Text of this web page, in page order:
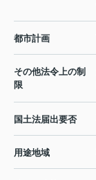
都市計画
その他法令上の制
限
国土法届出要否
用途地域